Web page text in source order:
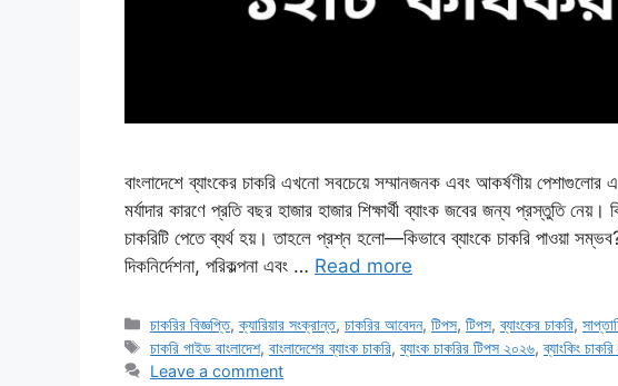
বাংলাদেশে ব্যাংকের চাকরি এখনো সবচেয়ে সম্মানজনক এবং আকর্ষণীয় পেশাগুলোর
মর্যাদার কারণে প্রতি বছর হাজার হাজার শিক্ষার্থী ব্যাংক জবের জন্য প্রস্তুতি
চাকরিটি পেতে ব্যর্থ হয়। তাহলে প্রশ্ন হলো—কিভাবে ব্যাংকে চাকরি পাওয়া
দিকনির্দেশনা, পরিকল্পনা এবং … Read more
Categories
চাকরির বিজ্ঞপ্তি,ক্যারিয়ার সংক্রান্ত,চাকরির আবেদন,টিপস,টিপস,ব্যাংকের চাকরি,
Tags
চাকরি গাইড বাংলাদেশ,বাংলাদেশের ব্যাংক চাকরি,ব্যাংক চাকরির টিপস ২০২৬,ব্যাংকিং
Leave a comment